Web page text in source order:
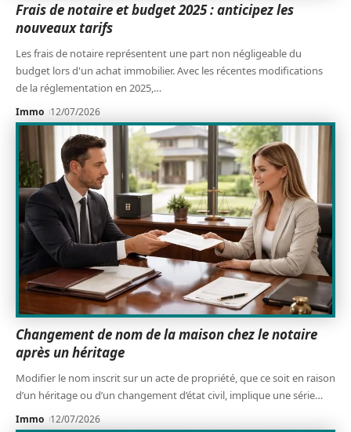
Frais de notaire et budget 2025 : anticipez les
nouveaux tarifs
Les frais de notaire représentent une part non négligeable du
budget lors d'un achat immobilier. Avec les récentes modifications
de la réglementation en 2025,…
Immo 12/07/2026
Changement de nom de la maison chez le notaire
après un héritage
Modifier le nom inscrit sur un acte de propriété, que ce soit en raison
d’un héritage ou d’un changement d’état civil, implique une série…
Immo 12/07/2026